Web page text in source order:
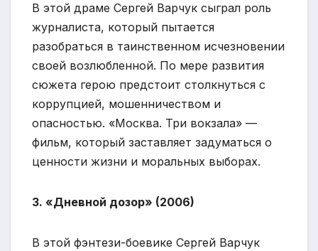
В этой драме Сергей Варчук сыграл роль
журналиста, который пытается
разобраться в таинственном исчезновении
своей возлюбленной. По мере развития
сюжета герою предстоит столкнуться с
коррупцией, мошенничеством и
опасностью. «Москва. Три вокзала» —
фильм, который заставляет задуматься о
ценности жизни и моральных выборах.
3. «Дневной дозор» (2006)
В этой фэнтези-боевике Сергей Варчук